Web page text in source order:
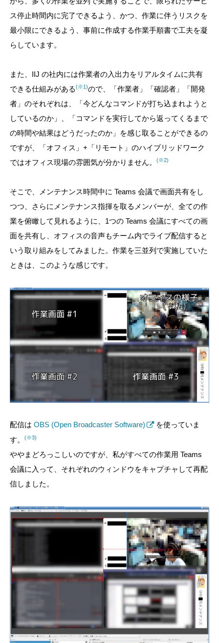
ス停止時間内に完了できるよう、かつ、作業に伴うリスクを
最小限にできるよう、事前に作成する作業手順書で工夫を凝
らしています。
また、IIJ の社内には作業者の入出力をリアルタイムに共有
できる仕組みがある(※1)ので、「作業者」「確認者」「開発
者」のそれぞれは、「今どんなコマンドが打ち込まれようと
しているのか」、「コマンドを実行してから返ってくるまで
の時間や結果はどうだったのか」を感じ取ることができるの
ですが、「オフィス」+「リモート」のハイブリッドワーク
ではオフィス現場の雰囲気が分かりません。
(※2)
そこで、メンテナンス時間中に Teams 会議で画面共有をし
つつ、さらにメンテナンス指揮を取るメンバーが、全ての作
業を俯瞰して見れるように、1つの Teams 会議にすべての画
面を共有し、オフィスの音声もチーム内でライブ配信すると
いう取り組みをしてみました。作業を三並列で実施していた
ときは、このような感じです。
配信は OBS (Open Broadcaster Software)
を使っていま
す。
(※3)
ややまどろっこしいのですが、私がすべての作業用 Teams
会議に入って、それぞれのウィンドウをキャプチャして再配
信しました。